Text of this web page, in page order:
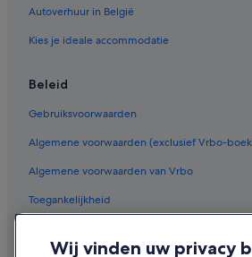
Autoverhuur in België
Kies je ideale accommodatie
Beleid
Gebruiksvoorwaarden
Algemene voorwaarden (exclusief Vrbo-
Algemene voorwaarden van Vrbo
Toegankelijkheid
Wij vinden uw privacy